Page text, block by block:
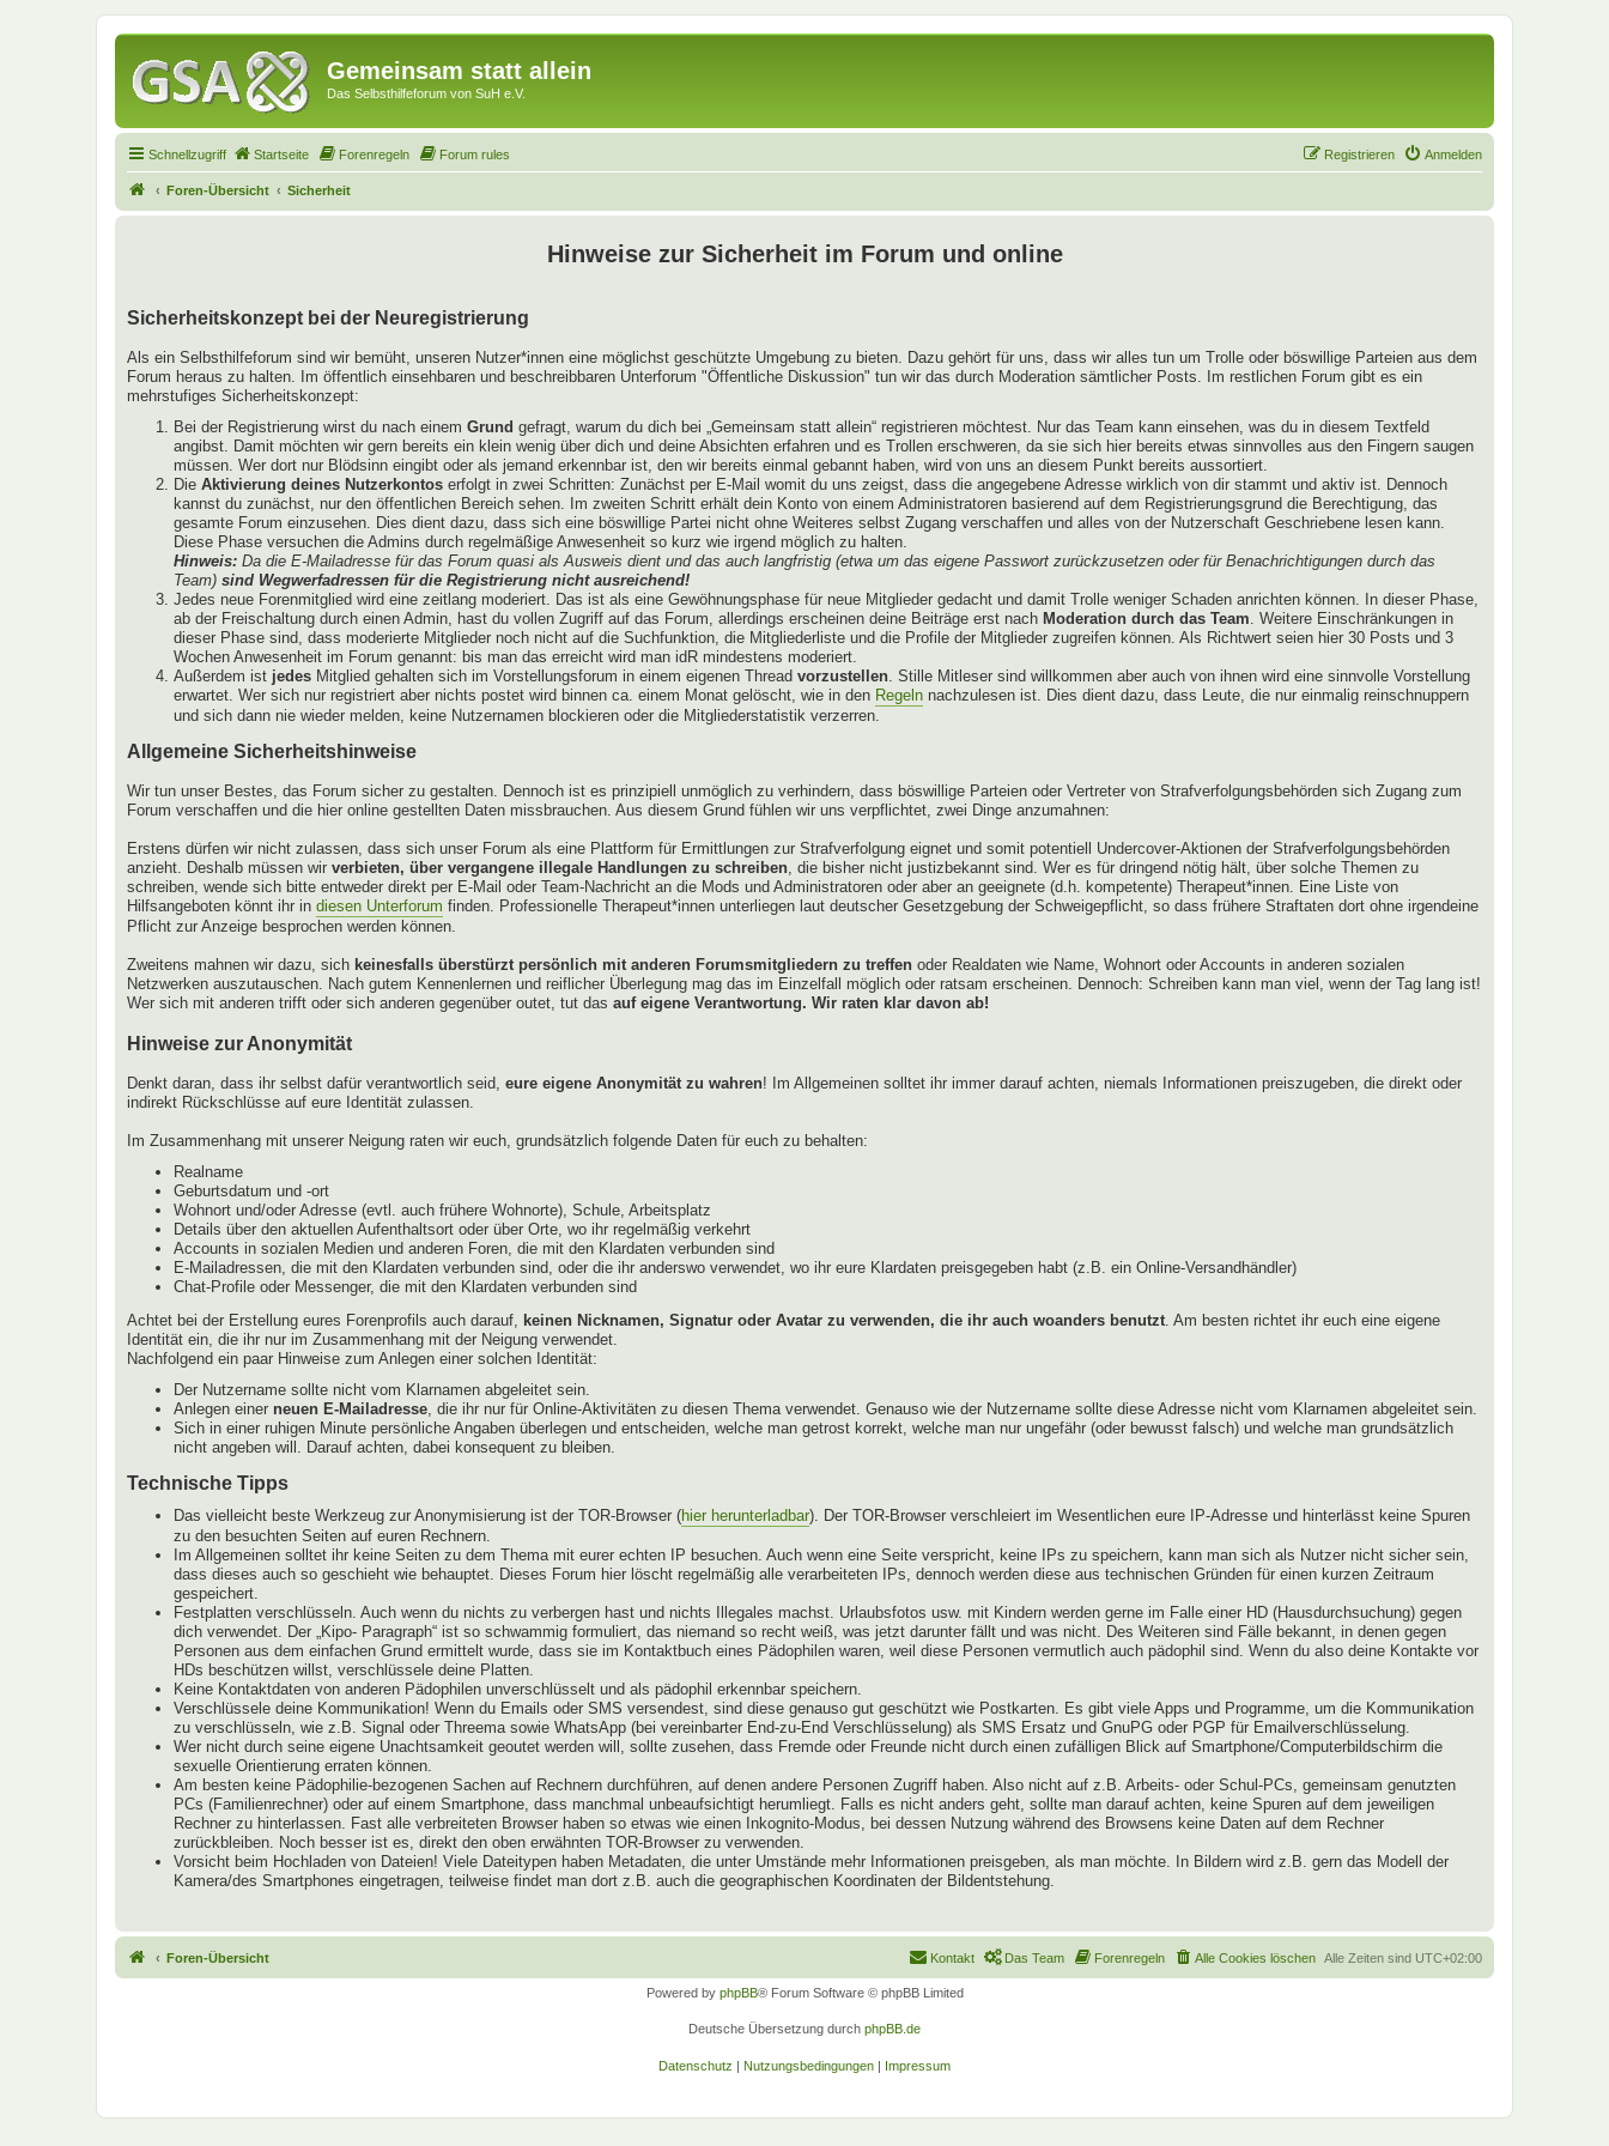
Gemeinsam statt allein
Das Selbsthilfeforum von SuH e.V.
Schnellzugriff Startseite Forenregeln Forum rules Anmelden
Registrieren
Foren-Übersicht Sicherheit
Hinweise zur Sicherheit im Forum und online
Sicherheitskonzept bei der Neuregistrierung
Als ein Selbsthilfeforum sind wir bemüht, unseren Nutzer*innen eine möglichst geschützte Umgebung zu bieten. Dazu gehört für uns, dass wir alles tun um Trolle oder böswillige Parteien aus dem
Forum heraus zu halten. Im öffentlich einsehbaren und beschreibbaren Unterforum "Öffentliche Diskussion" tun wir das durch Moderation sämtlicher Posts. Im restlichen Forum gibt es ein
mehrstufiges Sicherheitskonzept:
Bei der Registrierung wirst du nach einem Grund gefragt, warum du dich bei „Gemeinsam statt allein“ registrieren möchtest. Nur das Team kann einsehen, was du in diesem Textfeld
angibst. Damit möchten wir gern bereits ein klein wenig über dich und deine Absichten erfahren und es Trollen erschweren, da sie sich hier bereits etwas sinnvolles aus den Fingern saugen
müssen. Wer dort nur Blödsinn eingibt oder als jemand erkennbar ist, den wir bereits einmal gebannt haben, wird von uns an diesem Punkt bereits aussortiert.
Die Aktivierung deines Nutzerkontos erfolgt in zwei Schritten: Zunächst per E-Mail womit du uns zeigst, dass die angegebene Adresse wirklich von dir stammt und aktiv ist. Dennoch
kannst du zunächst, nur den öffentlichen Bereich sehen. Im zweiten Schritt erhält dein Konto von einem Administratoren basierend auf dem Registrierungsgrund die Berechtigung, das
gesamte Forum einzusehen. Dies dient dazu, dass sich eine böswillige Partei nicht ohne Weiteres selbst Zugang verschaffen und alles von der Nutzerschaft Geschriebene lesen kann.
Diese Phase versuchen die Admins durch regelmäßige Anwesenheit so kurz wie irgend möglich zu halten.
Hinweis: Da die E-Mailadresse für das Forum quasi als Ausweis dient und das auch langfristig (etwa um das eigene Passwort zurückzusetzen oder für Benachrichtigungen durch das
Team) sind Wegwerfadressen für die Registrierung nicht ausreichend!
Jedes neue Forenmitglied wird eine zeitlang moderiert. Das ist als eine Gewöhnungsphase für neue Mitglieder gedacht und damit Trolle weniger Schaden anrichten können. In dieser Phase,
ab der Freischaltung durch einen Admin, hast du vollen Zugriff auf das Forum, allerdings erscheinen deine Beiträge erst nach Moderation durch das Team . Weitere Einschränkungen in
dieser Phase sind, dass moderierte Mitglieder noch nicht auf die Suchfunktion, die Mitgliederliste und die Profile der Mitglieder zugreifen können. Als Richtwert seien hier 30 Posts und 3
Wochen Anwesenheit im Forum genannt: bis man das erreicht wird man idR mindestens moderiert.
Außerdem ist jedes Mitglied gehalten sich im Vorstellungsforum in einem eigenen Thread vorzustellen . Stille Mitleser sind willkommen aber auch von ihnen wird eine sinnvolle Vorstellung
erwartet. Wer sich nur registriert aber nichts postet wird binnen ca. einem Monat gelöscht, wie in den Regeln nachzulesen ist. Dies dient dazu, dass Leute, die nur einmalig reinschnuppern
und sich dann nie wieder melden, keine Nutzernamen blockieren oder die Mitgliederstatistik verzerren.
Allgemeine Sicherheitshinweise
Wir tun unser Bestes, das Forum sicher zu gestalten. Dennoch ist es prinzipiell unmöglich zu verhindern, dass böswillige Parteien oder Vertreter von Strafverfolgungsbehörden sich Zugang zum
Forum verschaffen und die hier online gestellten Daten missbrauchen. Aus diesem Grund fühlen wir uns verpflichtet, zwei Dinge anzumahnen:
Erstens dürfen wir nicht zulassen, dass sich unser Forum als eine Plattform für Ermittlungen zur Strafverfolgung eignet und somit potentiell Undercover-Aktionen der Strafverfolgungsbehörden
anzieht. Deshalb müssen wir verbieten, über vergangene illegale Handlungen zu schreiben , die bisher nicht justizbekannt sind. Wer es für dringend nötig hält, über solche Themen zu
schreiben, wende sich bitte entweder direkt per E-Mail oder Team-Nachricht an die Mods und Administratoren oder aber an geeignete (d.h. kompetente) Therapeut*innen. Eine Liste von
Hilfsangeboten könnt ihr in diesen Unterforum finden. Professionelle Therapeut*innen unterliegen laut deutscher Gesetzgebung der Schweigepflicht, so dass frühere Straftaten dort ohne irgendeine
Pflicht zur Anzeige besprochen werden können.
Zweitens mahnen wir dazu, sich keinesfalls überstürzt persönlich mit anderen Forumsmitgliedern zu treffen oder Realdaten wie Name, Wohnort oder Accounts in anderen sozialen
Netzwerken auszutauschen. Nach gutem Kennenlernen und reiflicher Überlegung mag das im Einzelfall möglich oder ratsam erscheinen. Dennoch: Schreiben kann man viel, wenn der Tag lang ist!
Wer sich mit anderen trifft oder sich anderen gegenüber outet, tut das auf eigene Verantwortung. Wir raten klar davon ab!
Hinweise zur Anonymität
Denkt daran, dass ihr selbst dafür verantwortlich seid, eure eigene Anonymität zu wahren! Im Allgemeinen solltet ihr immer darauf achten, niemals Informationen preiszugeben, die direkt oder
indirekt Rückschlüsse auf eure Identität zulassen.
Im Zusammenhang mit unserer Neigung raten wir euch, grundsätzlich folgende Daten für euch zu behalten:
Realname
Geburtsdatum und -ort
Wohnort und/oder Adresse (evtl. auch frühere Wohnorte), Schule, Arbeitsplatz
Details über den aktuellen Aufenthaltsort oder über Orte, wo ihr regelmäßig verkehrt
Accounts in sozialen Medien und anderen Foren, die mit den Klardaten verbunden sind
E-Mailadressen, die mit den Klardaten verbunden sind, oder die ihr anderswo verwendet, wo ihr eure Klardaten preisgegeben habt (z.B. ein Online-Versandhändler)
Chat-Profile oder Messenger, die mit den Klardaten verbunden sind
Achtet bei der Erstellung eures Forenprofils auch darauf, keinen Nicknamen, Signatur oder Avatar zu verwenden, die ihr auch woanders benutzt . Am besten richtet ihr euch eine eigene
Identität ein, die ihr nur im Zusammenhang mit der Neigung verwendet.
Nachfolgend ein paar Hinweise zum Anlegen einer solchen Identität:
Der Nutzername sollte nicht vom Klarnamen abgeleitet sein.
Anlegen einer neuen E-Mailadresse, die ihr nur für Online-Aktivitäten zu diesen Thema verwendet. Genauso wie der Nutzername sollte diese Adresse nicht vom Klarnamen abgeleitet sein.
Sich in einer ruhigen Minute persönliche Angaben überlegen und entscheiden, welche man getrost korrekt, welche man nur ungefähr (oder bewusst falsch) und welche man grundsätzlich
nicht angeben will. Darauf achten, dabei konsequent zu bleiben.
Technische Tipps
Das vielleicht beste Werkzeug zur Anonymisierung ist der TOR-Browser (hier herunterladbar). Der TOR-Browser verschleiert im Wesentlichen eure IP-Adresse und hinterlässt keine Spuren
zu den besuchten Seiten auf euren Rechnern.
Im Allgemeinen solltet ihr keine Seiten zu dem Thema mit eurer echten IP besuchen. Auch wenn eine Seite verspricht, keine IPs zu speichern, kann man sich als Nutzer nicht sicher sein,
dass dieses auch so geschieht wie behauptet. Dieses Forum hier löscht regelmäßig alle verarbeiteten IPs, dennoch werden diese aus technischen Gründen für einen kurzen Zeitraum
gespeichert.
Festplatten verschlüsseln. Auch wenn du nichts zu verbergen hast und nichts Illegales machst. Urlaubsfotos usw. mit Kindern werden gerne im Falle einer HD (Hausdurchsuchung) gegen
dich verwendet. Der „Kipo- Paragraph“ ist so schwammig formuliert, das niemand so recht weiß, was jetzt darunter fällt und was nicht. Des Weiteren sind Fälle bekannt, in denen gegen
Personen aus dem einfachen Grund ermittelt wurde, dass sie im Kontaktbuch eines Pädophilen waren, weil diese Personen vermutlich auch pädophil sind. Wenn du also deine Kontakte vor
HDs beschützen willst, verschlüssele deine Platten.
Keine Kontaktdaten von anderen Pädophilen unverschlüsselt und als pädophil erkennbar speichern.
Verschlüssele deine Kommunikation! Wenn du Emails oder SMS versendest, sind diese genauso gut geschützt wie Postkarten. Es gibt viele Apps und Programme, um die Kommunikation
zu verschlüsseln, wie z.B. Signal oder Threema sowie WhatsApp (bei vereinbarter End-zu-End Verschlüsselung) als SMS Ersatz und GnuPG oder PGP für Emailverschlüsselung.
Wer nicht durch seine eigene Unachtsamkeit geoutet werden will, sollte zusehen, dass Fremde oder Freunde nicht durch einen zufälligen Blick auf Smartphone/Computerbildschirm die
sexuelle Orientierung erraten können.
Am besten keine Pädophilie-bezogenen Sachen auf Rechnern durchführen, auf denen andere Personen Zugriff haben. Also nicht auf z.B. Arbeits- oder Schul-PCs, gemeinsam genutzten
PCs (Familienrechner) oder auf einem Smartphone, dass manchmal unbeaufsichtigt herumliegt. Falls es nicht anders geht, sollte man darauf achten, keine Spuren auf dem jeweiligen
Rechner zu hinterlassen. Fast alle verbreiteten Browser haben so etwas wie einen Inkognito-Modus, bei dessen Nutzung während des Browsens keine Daten auf dem Rechner
zurückbleiben. Noch besser ist es, direkt den oben erwähnten TOR-Browser zu verwenden.
Vorsicht beim Hochladen von Dateien! Viele Dateitypen haben Metadaten, die unter Umstände mehr Informationen preisgeben, als man möchte. In Bildern wird z.B. gern das Modell der
Kamera/des Smartphones eingetragen, teilweise findet man dort z.B. auch die geographischen Koordinaten der Bildentstehung.
Foren-Übersicht Alle Zeiten sind UTC+02:00
Alle Cookies löschen
Forenregeln
Das Team
Kontakt
Powered by phpBB® Forum Software © phpBB Limited
Deutsche Übersetzung durch phpBB.de
Datenschutz | Nutzungsbedingungen | Impressum